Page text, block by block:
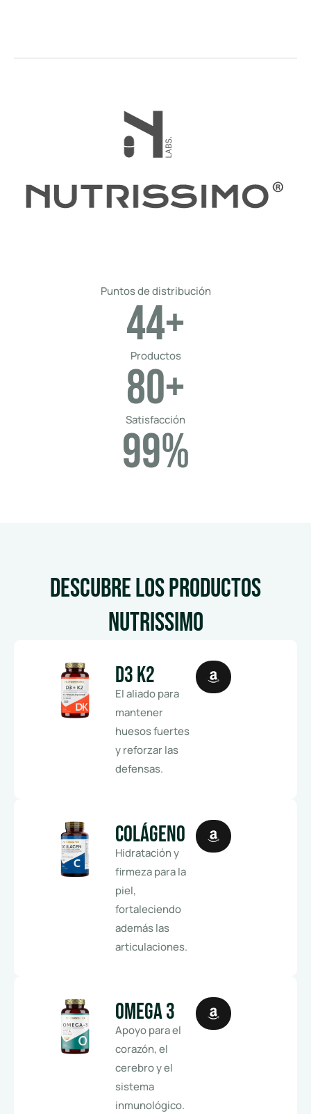
Puntos de distribución
44+
Productos
80+
Satisfacción
99%
Descubre los productos
Nutrissimo
D3 K2
El aliado para
mantener
huesos fuertes
y reforzar las
defensas.
Colágeno
Hidratación y
firmeza para la
piel,
fortaleciendo
además las
articulaciones.
Omega 3
Apoyo para el
corazón, el
cerebro y el
sistema
inmunológico.